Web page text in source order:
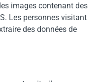
images contenant des
Les personnes visitant
des données de